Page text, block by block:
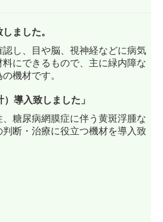
ました。
し、目や脳、視神経などに病気
にできるもので、主に緑内障な
機材です。
）導入致しました」
糖尿病網膜症に伴う黄斑浮腫な
断・治療に役立つ機材を導入致